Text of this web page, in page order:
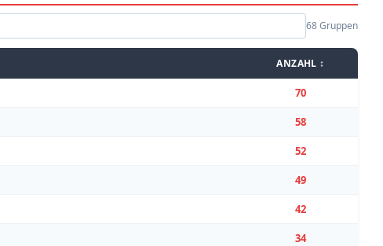
68 Gruppen
ANZAHL ↕
70
58
52
49
42
34